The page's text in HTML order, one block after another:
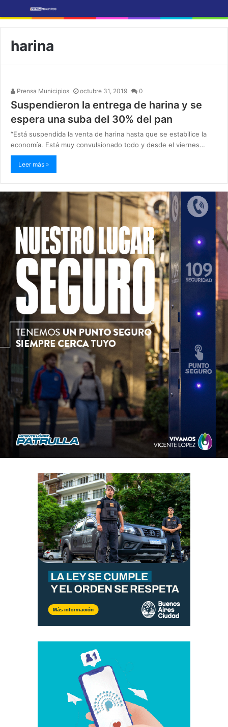
harina
Prensa Municipios octubre 31, 2019 0
Suspendieron la entrega de harina y se
espera una suba del 30% del pan
“Está suspendida la venta de harina hasta que se estabilice la
economía. Está muy convulsionado todo y desde el viernes…
Leer más »